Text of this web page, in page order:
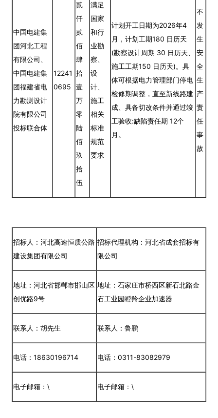
中国电建集
团河北工程
有限公司、
中国电建集
团福建省电
力勘测设计
院有限公司
投标联合体
12241
0695
贰
仟
贰
佰
肆
拾
壹
万
零
陆
佰
玖
拾
伍
满足
国家
和行
业勘
察、
设
计、
施工
相关
标准
规范
要求
计划开工日期为2026年4
月，计划工期180 日历天
(勘察设计周期 30 日历天、
施工工期150 日历天)。具
体可根据电力管理部门停电
检修期调整，直至新线路建
成、具备切改条件并通过竣
工验收:缺陷责任期 12个
月。
不
发
生
安
全
生
产
责
任
事
故
招标人：河北高速恒质公路
建设集团有限公司
招标代理机构：河北省成套招标有
限公司
地址：河北省邯郸市邯山区
创优路9号
地址：石家庄市桥西区新石北路金
石工业园瞪羚企业加速器
联系人：胡先生 联系人：鲁鹏
电话：18630196714 电话：0311-83082979
电子邮箱：\ 电子邮箱：\